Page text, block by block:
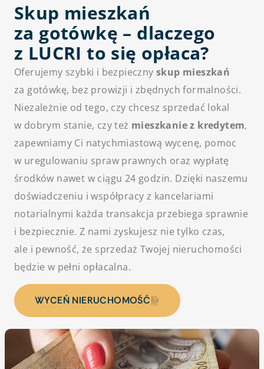
Skup mieszkań
za gotówkę – dlaczego
z LUCRI to się opłaca?
Oferujemy szybki i bezpieczny skup mieszkań
za gotówkę, bez prowizji i zbędnych formalności.
Niezależnie od tego, czy chcesz sprzedać lokal
w dobrym stanie, czy też mieszkanie z kredytem,
zapewniamy Ci natychmiastową wycenę, pomoc
w uregulowaniu spraw prawnych oraz wypłatę
środków nawet w ciągu 24 godzin. Dzięki naszemu
doświadczeniu i współpracy z kancelariami
notarialnymi każda transakcja przebiega sprawnie
i bezpiecznie. Z nami zyskujesz nie tylko czas,
ale i pewność, że sprzedaż Twojej nieruchomości
będzie w pełni opłacalna.
WYCEŃ NIERUCHOMOŚĆ